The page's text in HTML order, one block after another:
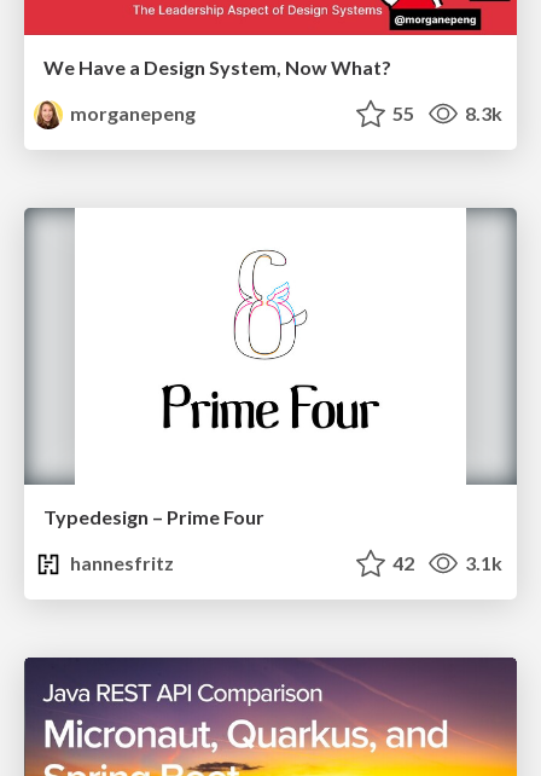
We Have a Design System, Now What?
morganepeng
55 8.3k
Typedesign – Prime Four
hannesfritz
42 3.1k